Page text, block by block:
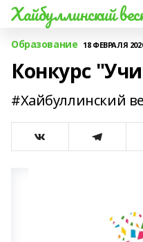
Хайбуллинский
Образование 18 ФЕВРАЛЯ
Конкурс
#Хайбуллинский